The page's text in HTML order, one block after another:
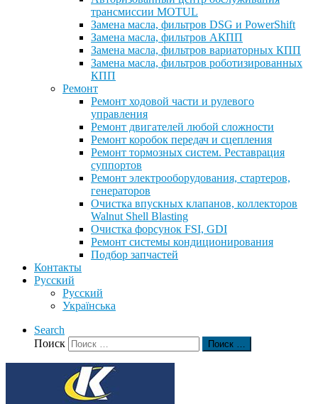
трансмиссии MOTUL
Замена масла, фильтров DSG и PowerShift
Замена масла, фильтров АКПП
Замена масла, фильтров вариаторных КПП
Замена масла, фильтров роботизированных
КПП
Ремонт
Ремонт ходовой части и рулевого
управления
Ремонт двигателей любой сложности
Ремонт коробок передач и сцепления
Ремонт тормозных систем. Реставрация
суппортов
Ремонт электрооборудования, стартеров,
генераторов
Очистка впускных клапанов, коллекторов
Walnut Shell Blasting
Очистка форсунок FSI, GDI
Ремонт системы кондиционирования
Подбор запчастей
Контакты
Русский
Русский
Українська
Search
Поиск
Поиск …